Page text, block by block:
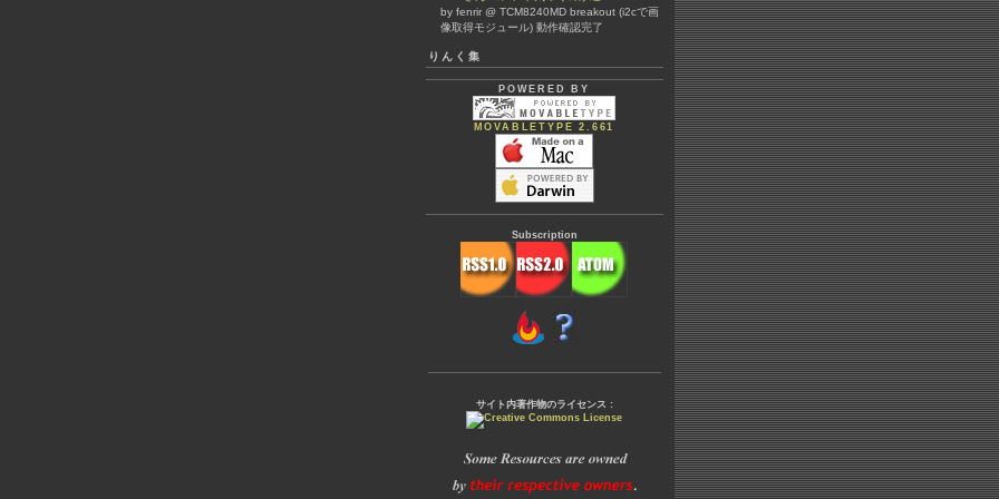
by fenrir @ TCM8240MD breakout (i2cで画
像取得モジュール) 動作確認完了
りんく集
POWERED BY
MOVABLETYPE 2.661
Subscription
サイト内著作物のライセンス :